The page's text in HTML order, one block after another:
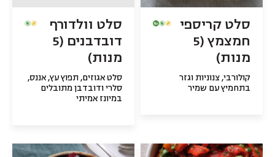
סלט קריספי
חמצמץ (5
מנות)
קולורבי, צנוניות וגזר
בתחמיץ עם שמיר
סלט וולדורף
דובדבנים (5
מנות)
סלט אגוזים, תפוץ עץ, אננס,
סלרי ודובדבן מתובלים
במיונז אמיתי